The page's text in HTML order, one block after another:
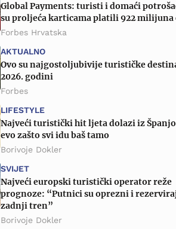
Global Payments: turisti i domaći
su proljeća karticama platili 922 milijuna
Forbes Hrvatska
AKTUALNO
Ovo su najgostoljubivije turističke
2026. godini
Forbes
LIFESTYLE
Najveći turistički hit ljeta dolazi iz
evo zašto svi idu baš tamo
Borivoje Dokler
SVIJET
Najveći europski turistički operator reže
prognoze: “Putnici su oprezni i
zadnji tren”
Borivoje Dokler